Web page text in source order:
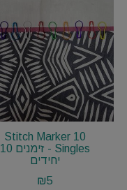
Stitch Marker 10
Singles - זימנים 10
יחידים
₪5